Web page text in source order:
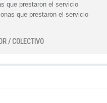
que prestaron el servicio
que prestaron el servicio
/ COLECTIVO